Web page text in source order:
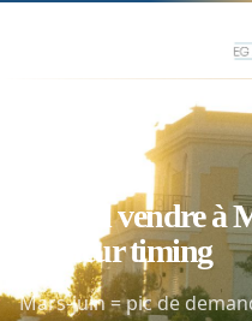
Quand vendre à
meilleur timing
Mars-juin = pic de